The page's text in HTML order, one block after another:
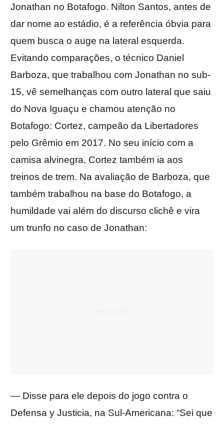
Jonathan no Botafogo. Nilton Santos, antes de
dar nome ao estádio, é a referência óbvia para
quem busca o auge na lateral esquerda.
Evitando comparações, o técnico Daniel
Barboza, que trabalhou com Jonathan no sub-
15, vê semelhanças com outro lateral que saiu
do Nova Iguaçu e chamou atenção no
Botafogo: Cortez, campeão da Libertadores
pelo Grêmio em 2017. No seu início com a
camisa alvinegra, Cortez também ia aos
treinos de trem. Na avaliação de Barboza, que
também trabalhou na base do Botafogo, a
humildade vai além do discurso clichê e vira
um trunfo no caso de Jonathan:
— Disse para ele depois do jogo contra o
Defensa y Justicia, na Sul-Americana: “Sei que